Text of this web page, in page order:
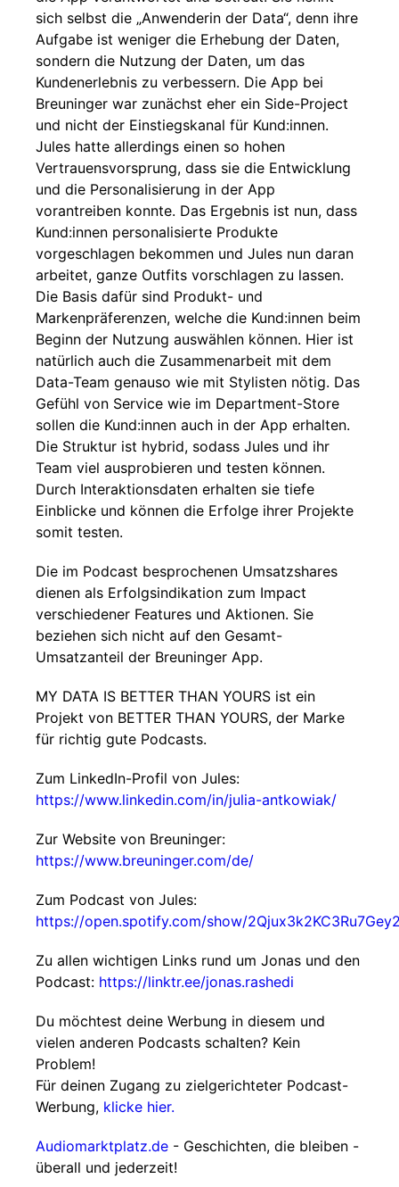
sich selbst die „Anwenderin der Data“, denn ihre
Aufgabe ist weniger die Erhebung der Daten,
sondern die Nutzung der Daten, um das
Kundenerlebnis zu verbessern. Die App bei
Breuninger war zunächst eher ein Side-Project
und nicht der Einstiegskanal für Kund:innen.
Jules hatte allerdings einen so hohen
Vertrauensvorsprung, dass sie die Entwicklung
und die Personalisierung in der App
vorantreiben konnte. Das Ergebnis ist nun, dass
Kund:innen personalisierte Produkte
vorgeschlagen bekommen und Jules nun daran
arbeitet, ganze Outfits vorschlagen zu lassen.
Die Basis dafür sind Produkt- und
Markenpräferenzen, welche die Kund:innen beim
Beginn der Nutzung auswählen können. Hier ist
natürlich auch die Zusammenarbeit mit dem
Data-Team genauso wie mit Stylisten nötig. Das
Gefühl von Service wie im Department-Store
sollen die Kund:innen auch in der App erhalten.
Die Struktur ist hybrid, sodass Jules und ihr
Team viel ausprobieren und testen können.
Durch Interaktionsdaten erhalten sie tiefe
Einblicke und können die Erfolge ihrer Projekte
somit testen.
Die im Podcast besprochenen Umsatzshares
dienen als Erfolgsindikation zum Impact
verschiedener Features und Aktionen. Sie
beziehen sich nicht auf den Gesamt-
Umsatzanteil der Breuninger App.
MY DATA IS BETTER THAN YOURS ist ein
Projekt von BETTER THAN YOURS, der Marke
für richtig gute Podcasts.
Zum LinkedIn-Profil von Jules:
https://www.linkedin.com/in/julia-antkowiak/
Zur Website von Breuninger:
https://www.breuninger.com/de/
Zum Podcast von Jules:
https://open.spotify.com/show/
Zu allen wichtigen Links rund um Jonas und den
Podcast: https://linktr.ee/jonas.rashedi
Du möchtest deine Werbung in diesem und
vielen anderen Podcasts schalten? Kein
Problem!
Für deinen Zugang zu zielgerichteter Podcast-
Werbung, klicke hier.
Audiomarktplatz.de - Geschichten, die bleiben -
überall und jederzeit!